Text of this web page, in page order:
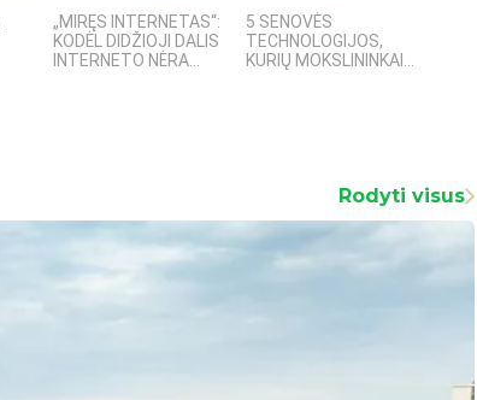
„MIRĘS INTERNETAS“:
KODĖL DIDŽIOJI DALIS
INTERNETO NĖRA...
5 SENOVĖS
TECHNOLOGIJOS,
KURIŲ MOKSLININKAI...
Rodyti visus